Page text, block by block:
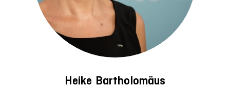
Heike Bartholomäus